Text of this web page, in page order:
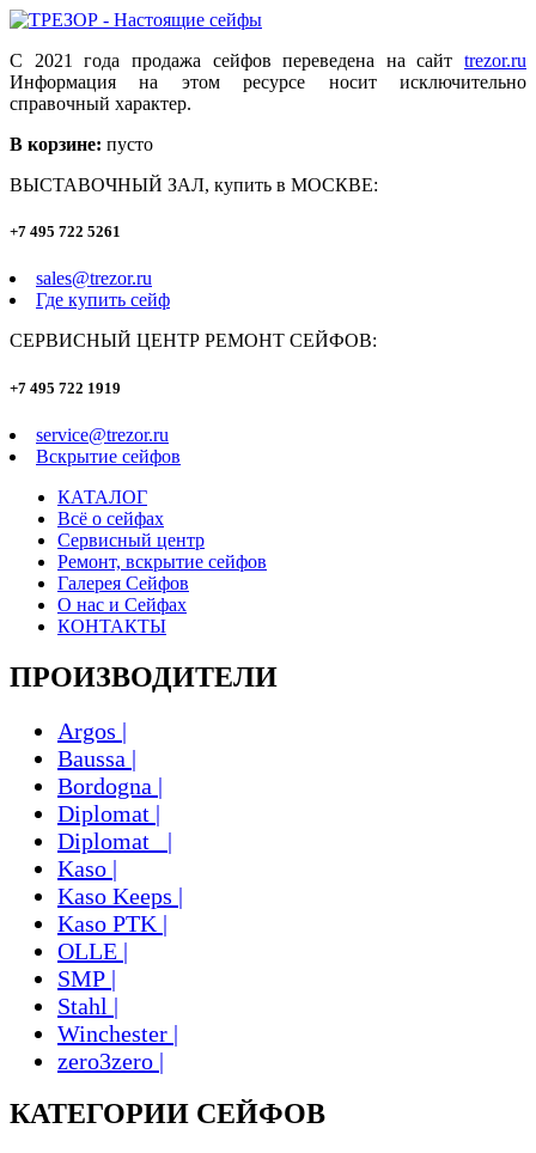
С 2021 года продажа сейфов переведена на сайт trezor.ru
Информация на этом ресурсе носит исключительно
справочный характер.
В корзине: пусто
ВЫСТАВОЧНЫЙ ЗАЛ, купить в МОСКВЕ:
+7 495 722 5261
sales@trezor.ru
Где купить сейф
СЕРВИСНЫЙ ЦЕНТР РЕМОНТ СЕЙФОВ:
+7 495 722 1919
service@trezor.ru
Вскрытие сейфов
КАТАЛОГ
Всё о сейфах
Сервисный центр
Ремонт, вскрытие сейфов
Галерея Сейфов
О нас и Сейфах
КОНТАКТЫ
ПРОИЗВОДИТЕЛИ
Argos |
Baussa |
Bordogna |
Diplomat |
Diplomat_ |
Kaso |
Kaso Keeps |
Kaso PTK |
OLLE |
SMP |
Stahl |
Winchester |
zero3zero |
КАТЕГОРИИ СЕЙФОВ